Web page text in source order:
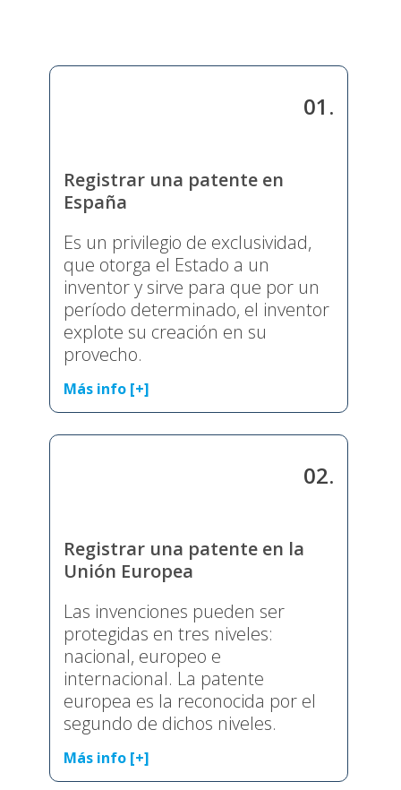
01.
Registrar una patente en
España
Es un privilegio de exclusividad,
que otorga el Estado a un
inventor y sirve para que por un
período determinado, el inventor
explote su creación en su
provecho.
Más info [+]
02.
Registrar una patente en la
Unión Europea
Las invenciones pueden ser
protegidas en tres niveles:
nacional, europeo e
internacional. La patente
europea es la reconocida por el
segundo de dichos niveles.
Más info [+]